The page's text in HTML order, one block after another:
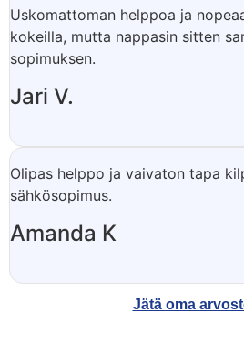
Uskomattoman helppoa ja
kokeilla, mutta nappasin sitten
sopimuksen.
Jari V.
Olipas helppo ja vaivaton tapa
sähkösopimus.
Amanda K
Jätä oma